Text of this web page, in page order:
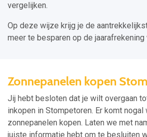
vergelijken.
Op deze wijze krijg je de
meer te besparen op de jaarafrekening
Zonnepanelen kopen
Jij hebt besloten dat je wilt overgaan
inkopen in Stompetoren. Er komt nogal
zonnepanelen kopen. Laten we met
juiste informatie hebt om te besluiten